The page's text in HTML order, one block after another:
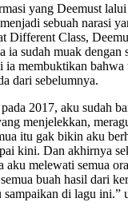
yang Deemust lalui
sebuah narasi
Different Class,
ia sudah muak dengan
ia membuktikan bahwa
dari sebelumnya.
2017, aku sudah
menjelekkan,
itu gak bikin aku
kini. Dan akhirnya
aku melewati semua
buah hasil dari
di lagu ini.”